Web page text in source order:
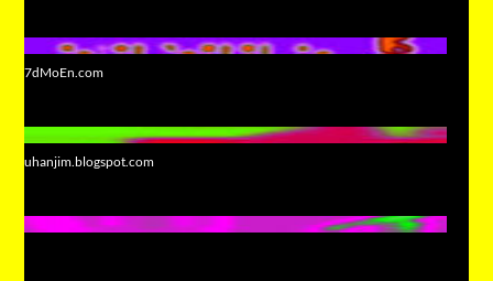
7dMoEn.com
uhanjim.blogspot.com